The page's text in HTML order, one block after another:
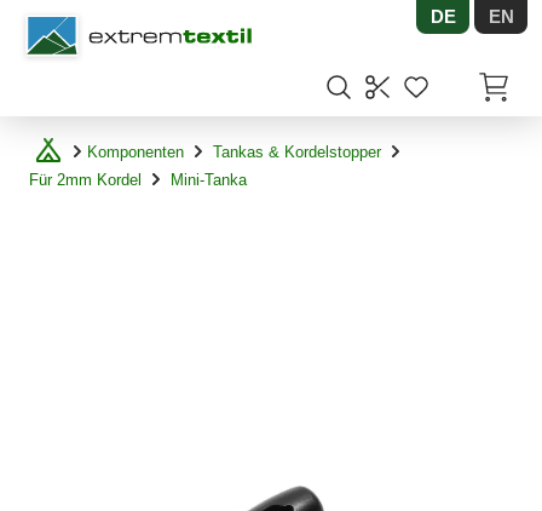
Shopware DE EN
Komponenten
Tankas & Kordelstopper
Für 2mm Kordel
Mini-Tanka